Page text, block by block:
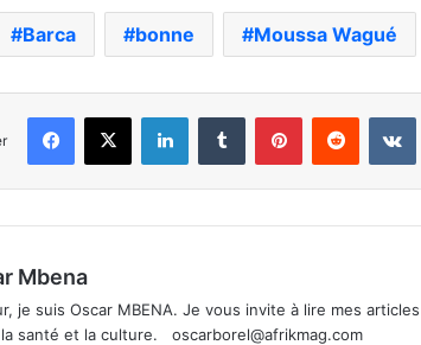
Barca bonne Moussa Wagué
Facebook
X LinkedinTumblr PinterestReddit
Mbena
je suis Oscar MBENA. Je vous invite à lire mes
santé et la culture. oscarborel@afrikmag.com